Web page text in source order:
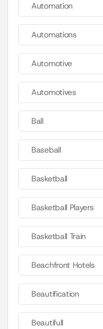
Automation
Automations
Automotive
Automotives
Ball
Baseball
Basketball
Basketball Players
Basketball Train
Beachfront Hotels
Beautification
Beautifull